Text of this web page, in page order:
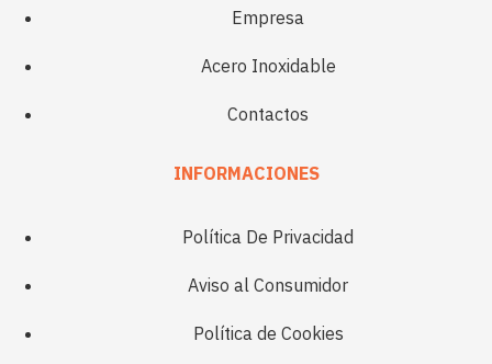
Empresa
Acero Inoxidable
Contactos
INFORMACIONES
Política De Privacidad
Aviso al Consumidor
Política de Cookies